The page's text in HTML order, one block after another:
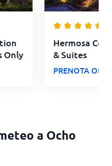
Only
Hermosa
& Suites
PRENOTA ORA
a Ocho